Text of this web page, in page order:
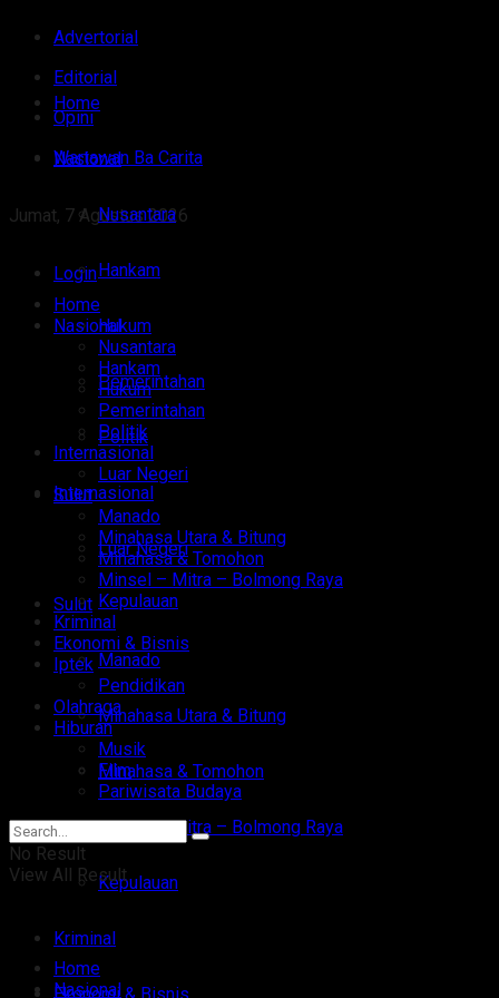
Advertorial
Editorial
Opini
Wartawan Ba Carita
Jumat, 7 Agustus 2026
Login
Home
Nasional
Nusantara
Hankam
Hukum
Pemerintahan
Politik
Internasional
Luar Negeri
Sulut
Manado
Minahasa Utara & Bitung
Minahasa & Tomohon
Minsel – Mitra – Bolmong Raya
Kepulauan
Kriminal
Home
Nasional
Nusantara
Hankam
Hukum
Pemerintahan
Politik
Internasional
Luar Negeri
Sulut
Manado
Minahasa Utara & Bitung
Minahasa & Tomohon
Minsel – Mitra – Bolmong Raya
Kepulauan
Kriminal
Ekonomi & Bisnis
Iptek
Pendidikan
Olahraga
Hiburan
Musik
Film
Pariwisata Budaya
No Result
View All Result
Home
Nasional